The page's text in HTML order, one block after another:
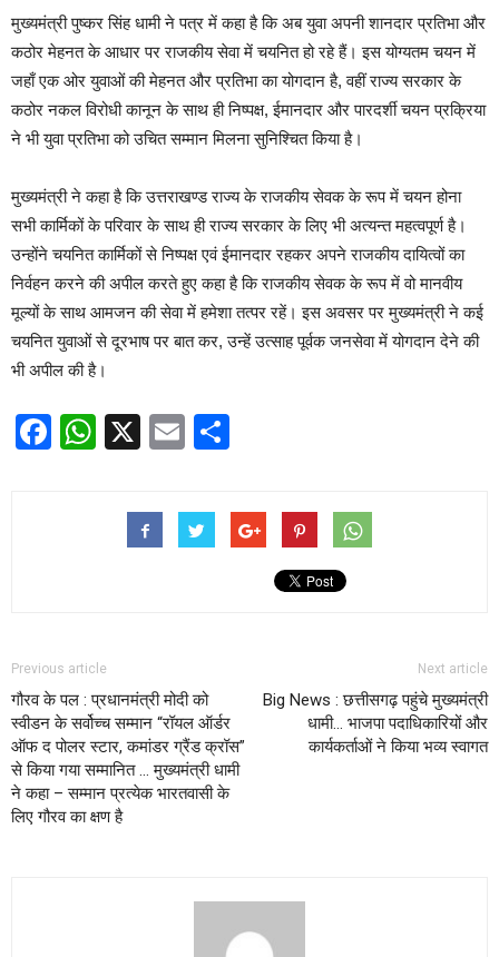
मुख्यमंत्री पुष्कर सिंह धामी ने पत्र में कहा है कि अब युवा अपनी शानदार प्रतिभा और
कठोर मेहनत के आधार पर राजकीय सेवा में चयनित हो रहे हैं। इस योग्यतम चयन में
जहाँ एक ओर युवाओं की मेहनत और प्रतिभा का योगदान है, वहीं राज्य सरकार के
कठोर नकल विरोधी कानून के साथ ही निष्पक्ष, ईमानदार और पारदर्शी चयन प्रक्रिया
ने भी युवा प्रतिभा को उचित सम्मान मिलना सुनिश्चित किया है।
मुख्यमंत्री ने कहा है कि उत्तराखण्ड राज्य के राजकीय सेवक के रूप में चयन होना
सभी कार्मिकों के परिवार के साथ ही राज्य सरकार के लिए भी अत्यन्त महत्वपूर्ण है।
उन्होंने चयनित कार्मिकों से निष्पक्ष एवं ईमानदार रहकर अपने राजकीय दायित्वों का
निर्वहन करने की अपील करते हुए कहा है कि राजकीय सेवक के रूप में वो मानवीय
मूल्यों के साथ आमजन की सेवा में हमेशा तत्पर रहें। इस अवसर पर मुख्यमंत्री ने कई
चयनित युवाओं से दूरभाष पर बात कर, उन्हें उत्साह पूर्वक जनसेवा में योगदान देने की
भी अपील की है।
Facebook
WhatsApp
X Email
Previous article
गौरव के पल : प्रधानमंत्री मोदी को
स्वीडन के सर्वोच्च सम्मान “रॉयल ऑर्डर
ऑफ द पोलर स्टार, कमांडर ग्रैंड क्रॉस”
से किया गया सम्मानित … मुख्यमंत्री धामी
ने कहा – सम्मान प्रत्येक भारतवासी के
लिए गौरव का क्षण है
Next article
Big News : छत्तीसगढ़ पहुंचे मुख्यमंत्री
धामी… भाजपा पदाधिकारियों और
कार्यकर्ताओं ने किया भव्य स्वागत